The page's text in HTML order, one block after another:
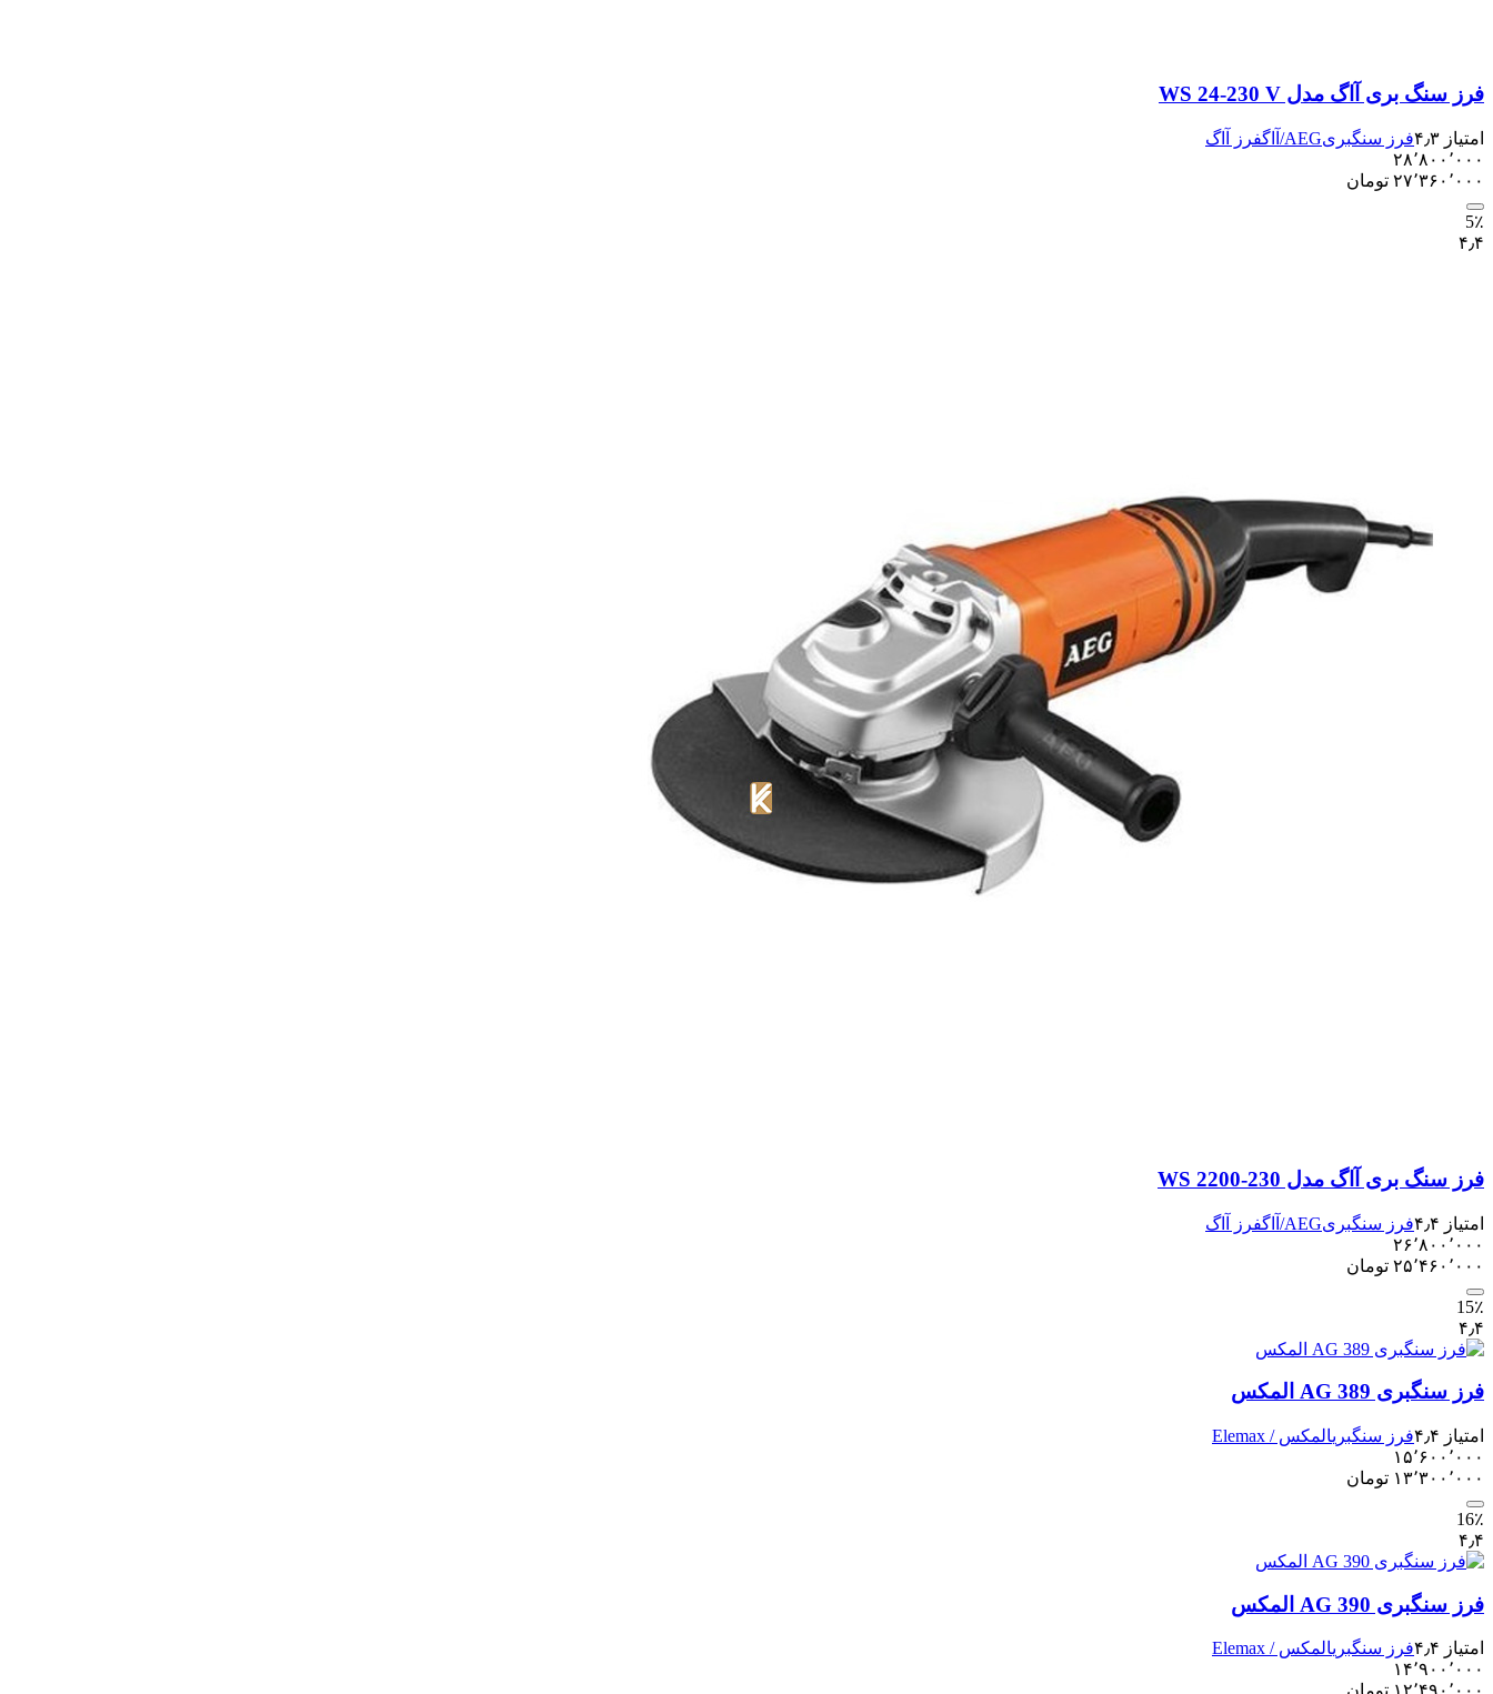
فرز سنگ بری آاگ مدل WS 24-230 V
امتیاز ۴٫۳ فرز سنگبریAEG/آاگ
فرز آاگ
۲۸٬۸۰۰٬۰۰۰
۲۷٬۳۶۰٬۰۰۰ تومان
5٪
۴٫۴
فرز سنگ بری آاگ مدل WS 2200-230
امتیاز ۴٫۴ فرز سنگبریAEG/آاگ
فرز آاگ
۲۶٬۸۰۰٬۰۰۰
۲۵٬۴۶۰٬۰۰۰ تومان
15٪
۴٫۴
فرز سنگبری AG 389 المکس
امتیاز ۴٫۴ فرز سنگبریالمکس / Elemax
۱۵٬۶۰۰٬۰۰۰
۱۳٬۳۰۰٬۰۰۰ تومان
16٪
۴٫۴
فرز سنگبری AG 390 المکس
امتیاز ۴٫۴ فرز سنگبریالمکس / Elemax
۱۴٬۹۰۰٬۰۰۰